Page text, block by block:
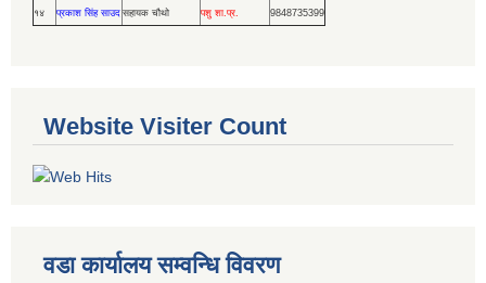
१४ प्रकाश सिंह साउद सहायक चौथो पशु शा.प्र. 9848735399
Website Visiter Count
वडा कार्यालय सम्वन्धि विवरण